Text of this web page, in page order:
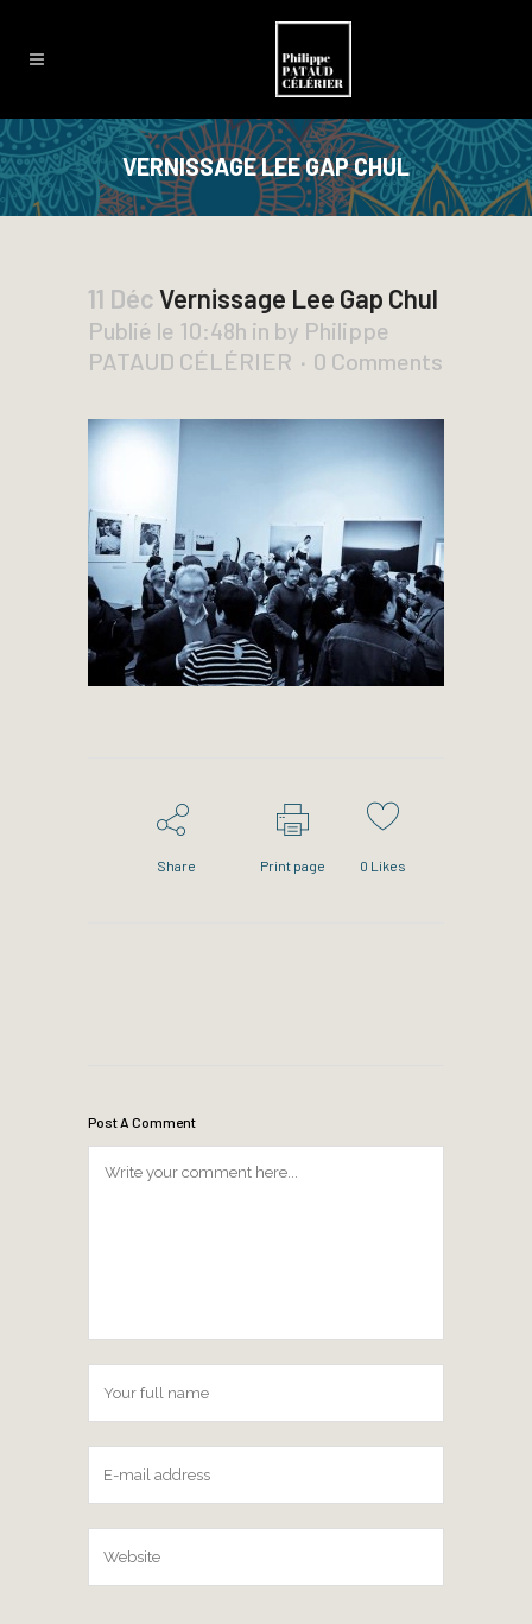
VERNISSAGE LEE GAP CHUL
11 DécVernissage Lee Gap Chul
Publié le 10:48h in by Philippe
PATAUD CÉLÉRIER
0 Comments
Share Print page 0 Likes
Post A Comment